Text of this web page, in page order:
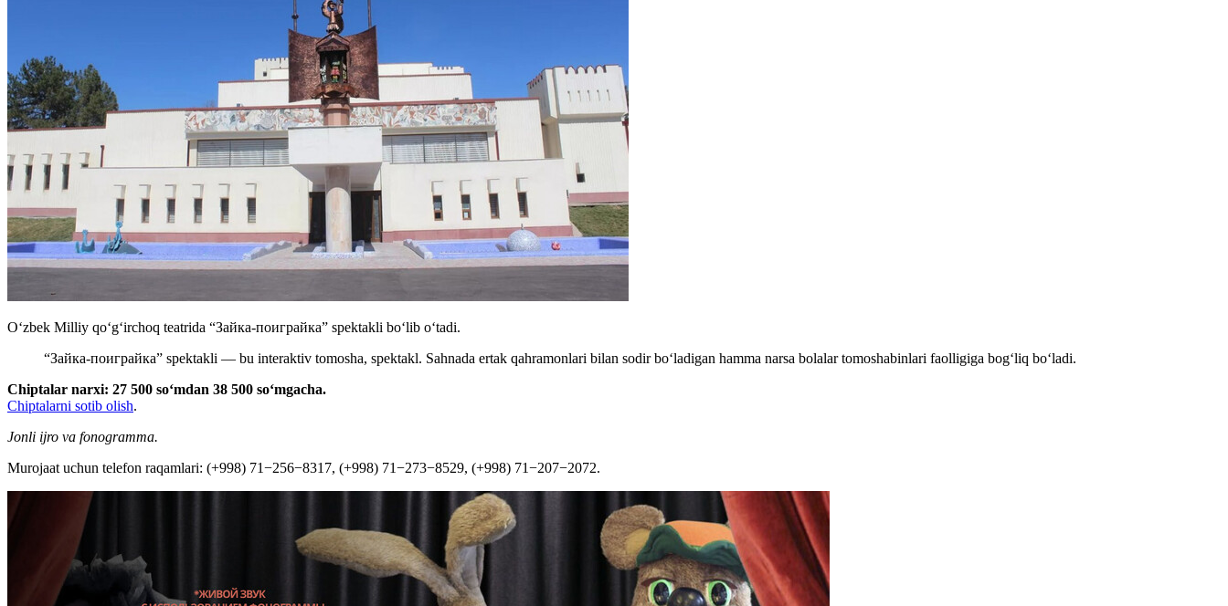
Oʻzbek Milliy qoʻgʻirchoq teatrida “Зайка-поиграйка” spektakli boʻlib oʻtadi.
“Зайка-поиграйка” spektakli — bu interaktiv tomosha, spektakl. Sahnada ertak qahramonlari bilan sodir bo‘ladigan hamma narsa bolalar tomoshabinlari faolligiga bog‘liq bo‘ladi.
Chiptalar narxi: 27 500 soʻmdan 38 500 soʻmgacha.
Chiptalarni sotib olish.
Jonli ijro va fonogramma.
Murojaat uchun telefon raqamlari: (+998) 71−256−8317, (+998) 71−273−8529, (+998) 71−207−2072.